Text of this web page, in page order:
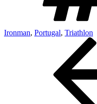
Ironman, Portugal, Triathlon
Beitragsnavigation